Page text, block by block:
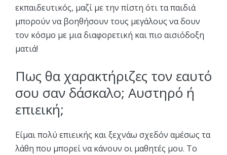
εκπαιδευτικός, μαζί με την πίστη ότι τα παιδιά
μπορούν να βοηθήσουν τους μεγάλους να δουν
τον κόσμο με μια διαφορετική και πιο αισιόδοξη
ματιά!
Πως θα χαρακτήριζες τον εαυτό
σου σαν δάσκαλο; Αυστηρό ή
επιεική;
Είμαι πολύ επιεικής και ξεχνάω σχεδόν αμέσως τα
λάθη που μπορεί να κάνουν οι μαθητές μου. Το